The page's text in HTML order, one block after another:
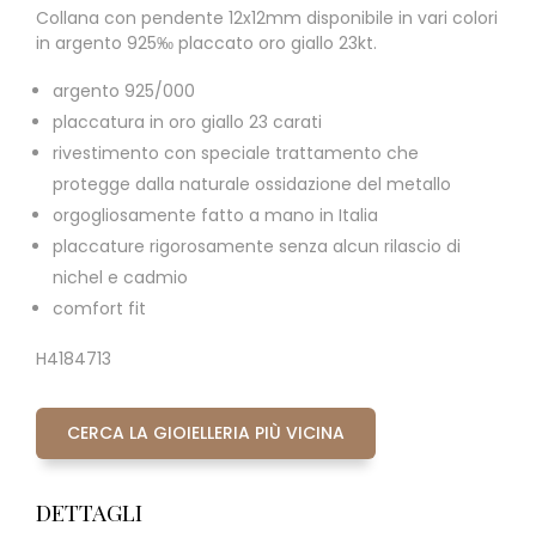
Collana con pendente 12x12mm disponibile in vari colori
in argento 925‰ placcato oro giallo 23kt.
argento 925/000
placcatura in oro giallo 23 carati
rivestimento con speciale trattamento che
protegge dalla naturale ossidazione del metallo
orgogliosamente fatto a mano in Italia
placcature rigorosamente senza alcun rilascio di
nichel e cadmio
comfort fit
H4184713
CERCA LA GIOIELLERIA PIÙ VICINA
DETTAGLI